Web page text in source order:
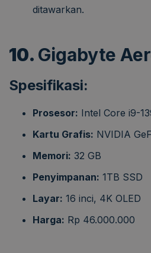
ditawarkan.
10. Gigabyte
Spesifikasi:
Prosesor: Intel Core i9-
Kartu Grafis: NVIDIA
Memori: 32 GB
Penyimpanan: 1TB SSD
Layar: 16 inci, 4K OLED
Harga: Rp 46.000.000